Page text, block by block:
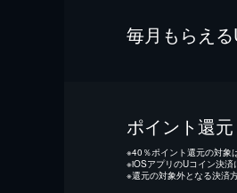
毎⽉もらえ
ポイント還元
※40％ポイント還元の対象
※iOSアプリのUコイン決済
※還元の対象外となる決済